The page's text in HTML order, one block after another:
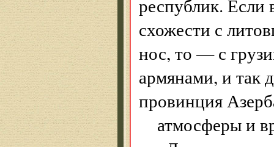
республик. Если
схожести с
нос, то — с
армянами, и так
провинция
атмосферы и